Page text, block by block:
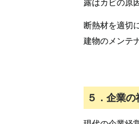
露はカビの原
断熱材を適切
建物のメンテ
５．企業